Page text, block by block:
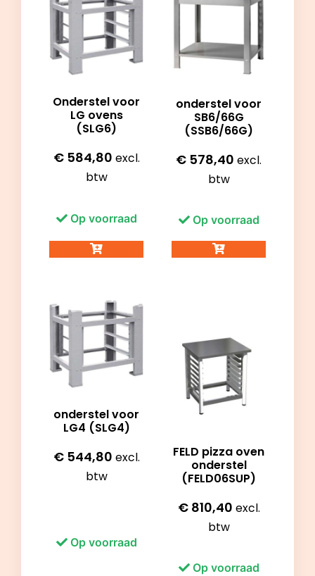
Onderstel voor
LG ovens
(SLG6)
€584,80 excl.
btw
Op voorraad
onderstel voor
SB6/66G
(SSB6/66G)
€ 578,40 excl.
btw
Op voorraad
onderstel voor
LG4 (SLG4)
€544,80 excl.
btw
Op voorraad
FELD pizza oven
onderstel
(FELD06SUP)
€810,40 excl.
btw
Op voorraad